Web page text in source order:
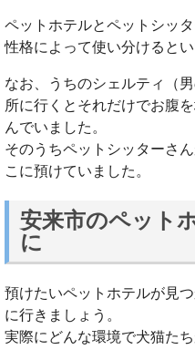
ペットホテルとペットシッ
性格によって使い分けるとい
なお、うちのシェルティ（
所に行くとそれだけでお腹
んでいました。
そのうちペットシッターさ
こに預けていました。
安来市のペット
に
預けたいペットホテルが見
に行きましょう。
実際にどんな環境で犬猫た